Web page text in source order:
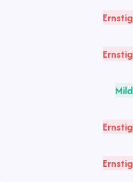
Ernstig
Ernstig
Mild
Ernstig
Ernstig